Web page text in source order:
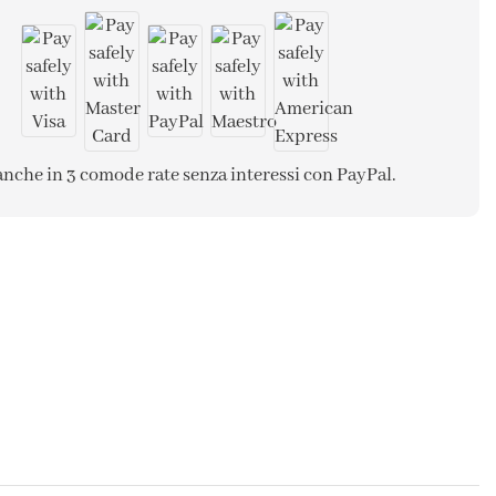
in 3 comode rate senza interessi con PayPal.